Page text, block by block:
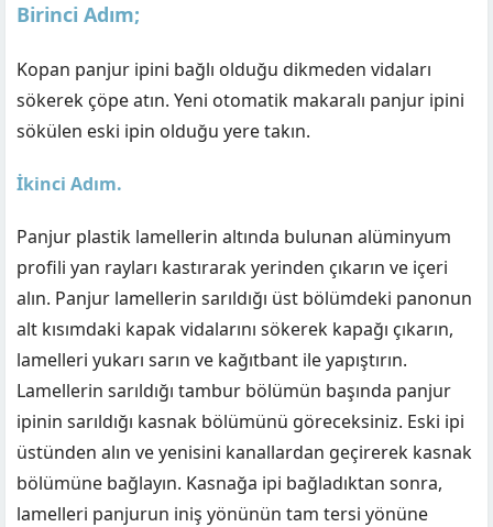
Birinci Adım;
Kopan panjur ipini bağlı olduğu dikmeden vidaları
sökerek çöpe atın. Yeni otomatik makaralı panjur ipini
sökülen eski ipin olduğu yere takın.
İkinci Adım.
Panjur plastik lamellerin altında bulunan alüminyum
profili yan rayları kastırarak yerinden çıkarın ve içeri
alın. Panjur lamellerin sarıldığı üst bölümdeki panonun
alt kısımdaki kapak vidalarını sökerek kapağı çıkarın,
lamelleri yukarı sarın ve kağıtbant ile yapıştırın.
Lamellerin sarıldığı tambur bölümün başında panjur
ipinin sarıldığı kasnak bölümünü göreceksiniz. Eski ipi
üstünden alın ve yenisini kanallardan geçirerek kasnak
bölümüne bağlayın. Kasnağa ipi bağladıktan sonra,
lamelleri panjurun iniş yönünün tam tersi yönüne